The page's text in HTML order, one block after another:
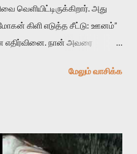
வெளியிட்டிருக்கிறார். அது
கிளி எடுத்த சீட்டு: ஊனம்”
எதிர்வினை. நான் அவரை
இரக்கப்பட்டார்கள்.
செய்கிறார். உயிர்மை
மேலும் வாசிக்க